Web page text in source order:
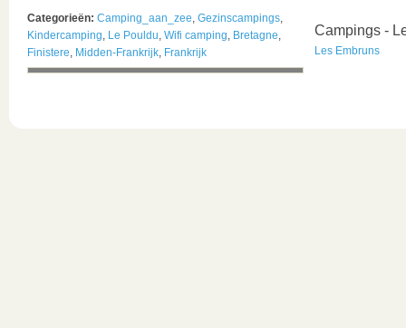
Categorieën: Camping_aan_zee, Gezinscampings,
Kindercamping, Le Pouldu, Wifi camping, Bretagne,
Finistere, Midden-Frankrijk, Frankrijk
Campings -
Les Embruns